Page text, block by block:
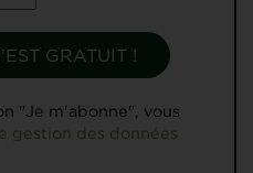
"Je m'abonne", vous
gestion des données